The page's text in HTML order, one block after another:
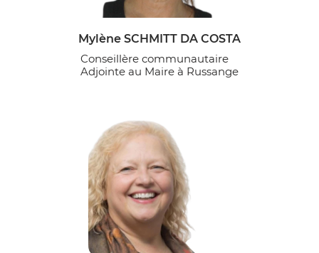
Mylène SCHMITT DA COSTA
Conseillère communautaire
Adjointe au Maire à Russange